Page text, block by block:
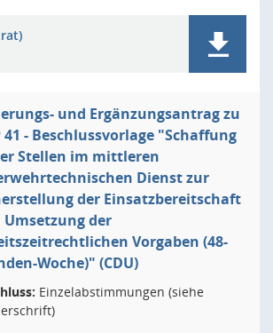
und Ergänzungsantrag zu
41 - Beschlussvorlage "Schaffung
Stellen im mittleren
Dienst zur
der Einsatzbereitschaft
Umsetzung der
Vorgaben (48-
Woche)" (CDU)
Einzelabstimmungen (siehe